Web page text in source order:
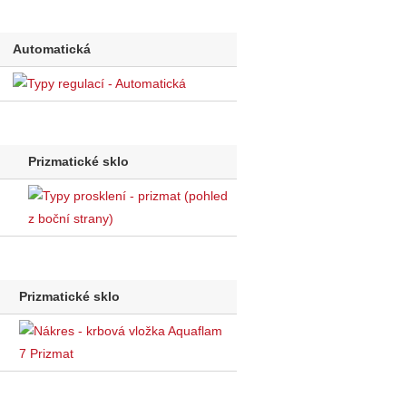
Automatická
Prizmatické sklo
Prizmatické sklo